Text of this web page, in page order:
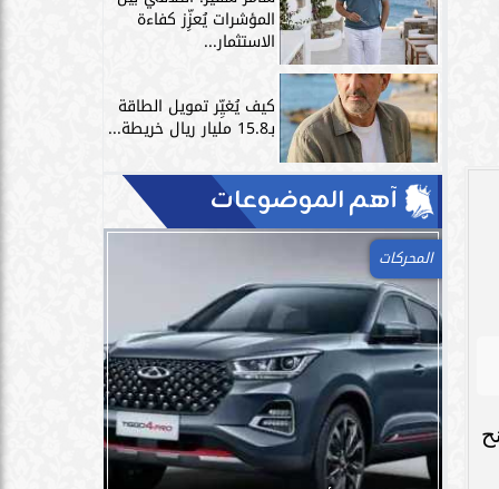
المؤشرات يُعزِّز كفاءة
الاستثمار...
كيف يُغيِّر تمويل الطاقة
بـ15.8 مليار ريال خريطة...
آهم الموضوعات
المحركات